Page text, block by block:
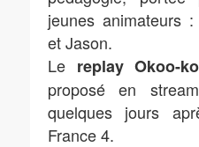
jeunes animateurs
et Jason.
Le replay Okoo-
proposé en
quelques jours
France 4.